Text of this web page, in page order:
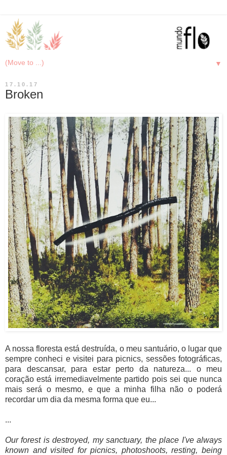
▼
17.10.17
Broken
A nossa floresta está destruída, o meu santuário, o lugar que
sempre conheci e visitei para picnics, sessões fotográficas,
para descansar, para estar perto da natureza... o meu
coração está irremediavelmente partido pois sei que nunca
mais será o mesmo, e que a minha filha não o poderá
recordar um dia da mesma forma que eu...
...
Our forest is destroyed, my sanctuary, the place I've always
known and visited for picnics, photoshoots, resting, being